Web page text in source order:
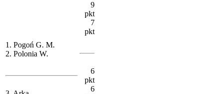
1. Pogoń G. M.
2. Polonia W.
9
pkt
7
pkt
6
pkt
6